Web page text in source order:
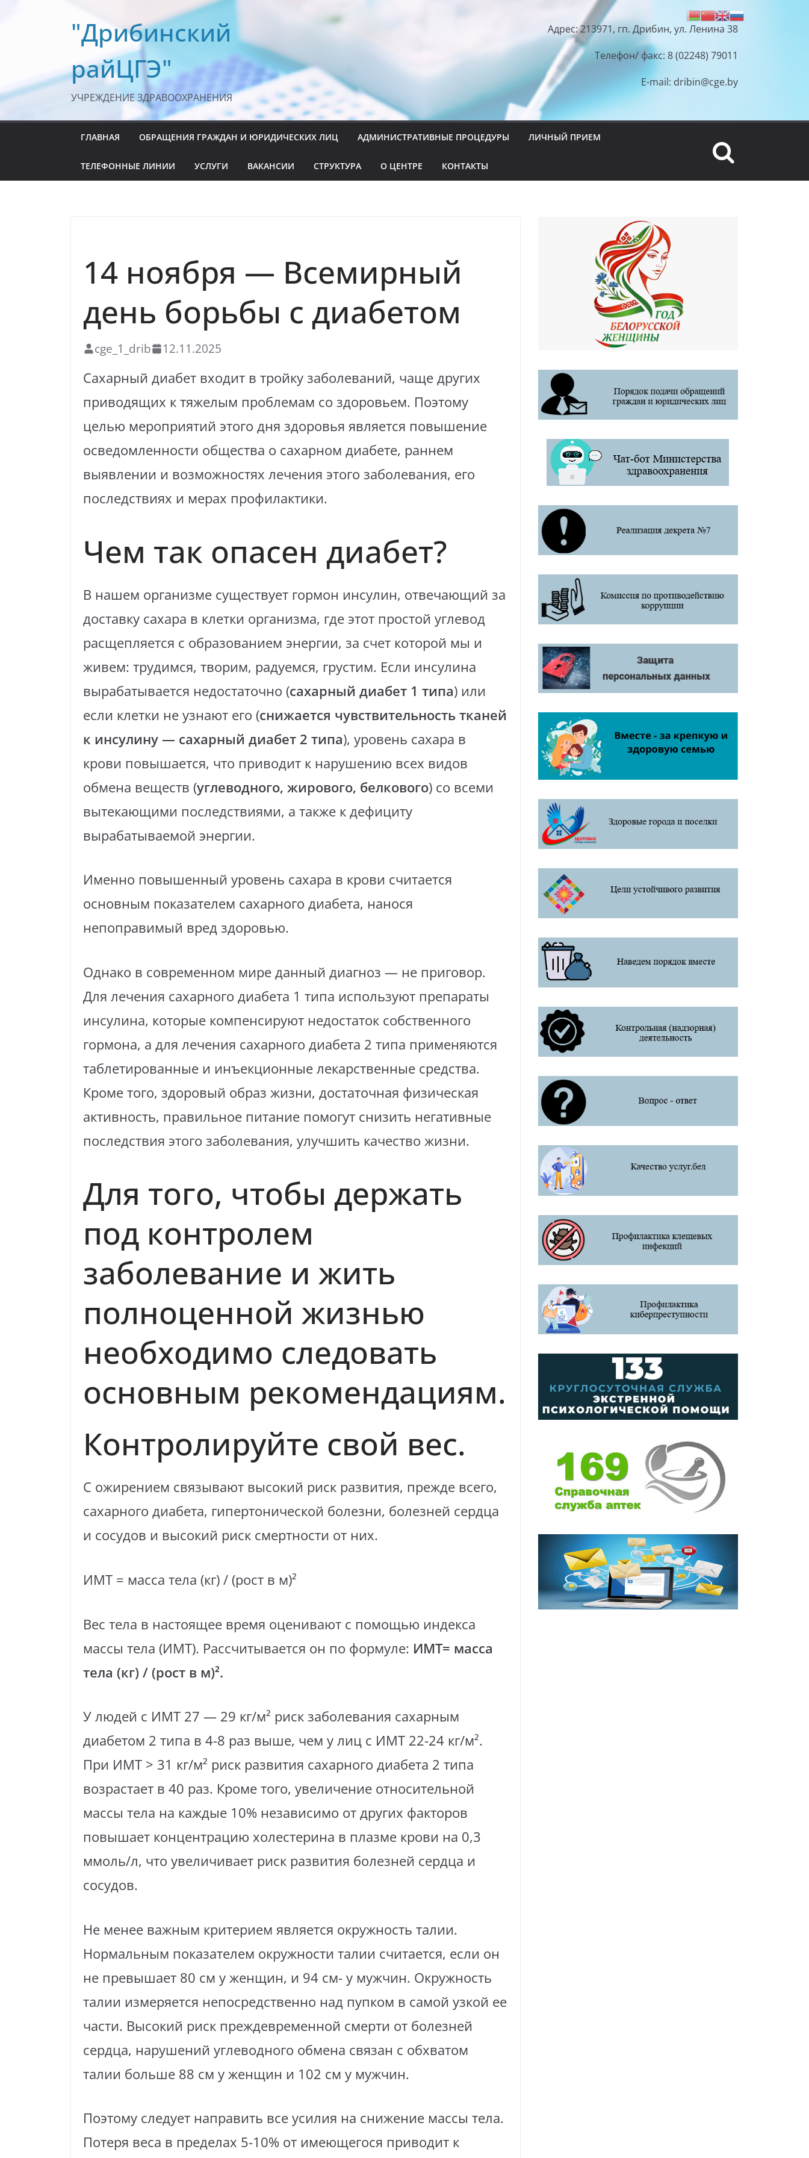
"Дрибинский
райЦГЭ"
УЧРЕЖДЕНИЕ ЗДРАВООХРАНЕНИЯ
Адрес: 213971, гп. Дрибин, ул. Ленина 38
Телефон/ факс: 8 (02248) 79011
E-mail: dribin@cge.by
ГЛАВНАЯ ОБРАЩЕНИЯ ГРАЖДАН И ЮРИДИЧЕСКИХ ЛИЦ АДМИНИСТРАТИВНЫЕ ПРОЦЕДУРЫ ЛИЧНЫЙ ПРИЕМ
ТЕЛЕФОННЫЕ ЛИНИИ УСЛУГИ ВАКАНСИИ СТРУКТУРА О ЦЕНТРЕ КОНТАКТЫ
14 ноября — Всемирный
день борьбы с диабетом
cge_1_drib 12.11.2025
Сахарный диабет входит в тройку заболеваний, чаще других
приводящих к тяжелым проблемам со здоровьем. Поэтому
целью мероприятий этого дня здоровья является повышение
осведомленности общества о сахарном диабете, раннем
выявлении и возможностях лечения этого заболевания, его
последствиях и мерах профилактики.
Чем так опасен диабет?
В нашем организме существует гормон инсулин, отвечающий за
доставку сахара в клетки организма, где этот простой углевод
расщепляется с образованием энергии, за счет которой мы и
живем: трудимся, творим, радуемся, грустим. Если инсулина
вырабатывается недостаточно (сахарный диабет 1 типа) или
если клетки не узнают его (снижается чувствительность тканей
к инсулину — сахарный диабет 2 типа), уровень сахара в
крови повышается, что приводит к нарушению всех видов
обмена веществ (углеводного, жирового, белкового) со всеми
вытекающими последствиями, а также к дефициту
вырабатываемой энергии.
Именно повышенный уровень сахара в крови считается
основным показателем сахарного диабета, нанося
непоправимый вред здоровью.
Однако в современном мире данный диагноз — не приговор.
Для лечения сахарного диабета 1 типа используют препараты
инсулина, которые компенсируют недостаток собственного
гормона, а для лечения сахарного диабета 2 типа применяются
таблетированные и инъекционные лекарственные средства.
Кроме того, здоровый образ жизни, достаточная физическая
активность, правильное питание помогут снизить негативные
последствия этого заболевания, улучшить качество жизни.
Для того, чтобы держать
под контролем
заболевание и жить
полноценной жизнью
необходимо следовать
основным рекомендациям.
Контролируйте свой вес.
С ожирением связывают высокий риск развития, прежде всего,
сахарного диабета, гипертонической болезни, болезней сердца
и сосудов и высокий риск смертности от них.
ИМТ = масса тела (кг) / (рост в м)²
Вес тела в настоящее время оценивают с помощью индекса
массы тела (ИМТ). Рассчитывается он по формуле: ИМТ= масса
тела (кг) / (рост в м)².
У людей с ИМТ 27 — 29 кг/м² риск заболевания сахарным
диабетом 2 типа в 4-8 раз выше, чем у лиц с ИМТ 22-24 кг/м².
При ИМТ > 31 кг/м² риск развития сахарного диабета 2 типа
возрастает в 40 раз. Кроме того, увеличение относительной
массы тела на каждые 10% независимо от других факторов
повышает концентрацию холестерина в плазме крови на 0,3
ммоль/л, что увеличивает риск развития болезней сердца и
сосудов.
Не менее важным критерием является окружность талии.
Нормальным показателем окружности талии считается, если он
не превышает 80 см у женщин, и 94 см- у мужчин. Окружность
талии измеряется непосредственно над пупком в самой узкой ее
части. Высокий риск преждевременной смерти от болезней
сердца, нарушений углеводного обмена связан с обхватом
талии больше 88 см у женщин и 102 см у мужчин.
Поэтому следует направить все усилия на снижение массы тела.
Потеря веса в пределах 5-10% от имеющегося приводит к